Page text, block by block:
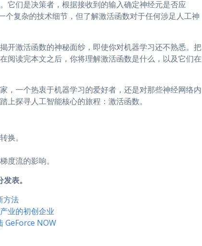
它们是决策者，根据接收到的输入确定神经元是否应
个复杂的技术细节，但了解激活函数对于任何涉足人工神
开激活函数的神秘面纱，即使你对机器学习还不熟悉。把
阅读完本文之后，你将理解激活函数是什么，以及它们在
，一个热衷于机器学习的爱好者，还是对那些神经网络内
探寻人工智能核心的旅程：激活函数。
换。
度流的影响。
表。
方法
业的初创企业
GeForce NOW